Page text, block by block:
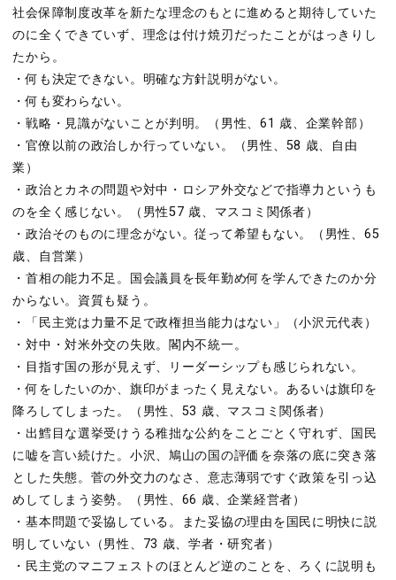
社会保障制度改革を新たな理念のもとに進めると期待していた
のに全くできていず、理念は付け焼刃だったことがはっきりし
たから。
・何も決定できない。明確な方針説明がない。
・何も変わらない。
・戦略・見識がないことが判明。（男性、61 歳、企業幹部）
・官僚以前の政治しか行っていない。（男性、58 歳、自由
業）
・政治とカネの問題や対中・ロシア外交などで指導力というも
のを全く感じない。（男性57 歳、マスコミ関係者）
・政治そのものに理念がない。従って希望もない。（男性、65
歳、自営業）
・首相の能力不足。国会議員を長年勤め何を学んできたのか分
からない。資質も疑う。
・「民主党は力量不足で政権担当能力はない」（小沢元代表）
・対中・対米外交の失敗。閣内不統一。
・目指す国の形が見えず、リーダーシップも感じられない。
・何をしたいのか、旗印がまったく見えない。あるいは旗印を
降ろしてしまった。（男性、53 歳、マスコミ関係者）
・出鱈目な選挙受けうる稚拙な公約をことごとく守れず、国民
に嘘を言い続けた。小沢、鳩山の国の評価を奈落の底に突き落
とした失態。菅の外交力のなさ、意志薄弱ですぐ政策を引っ込
めしてしまう姿勢。（男性、66 歳、企業経営者）
・基本問題で妥協している。また妥協の理由を国民に明快に説
明していない（男性、73 歳、学者・研究者）
・民主党のマニフェストのほとんど逆のことを、ろくに説明も